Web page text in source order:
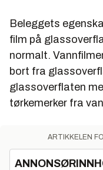
Beleggets
film på
normalt.
bort fra
glassoverflaten
tørkemerker fra
ARTIKKELEN